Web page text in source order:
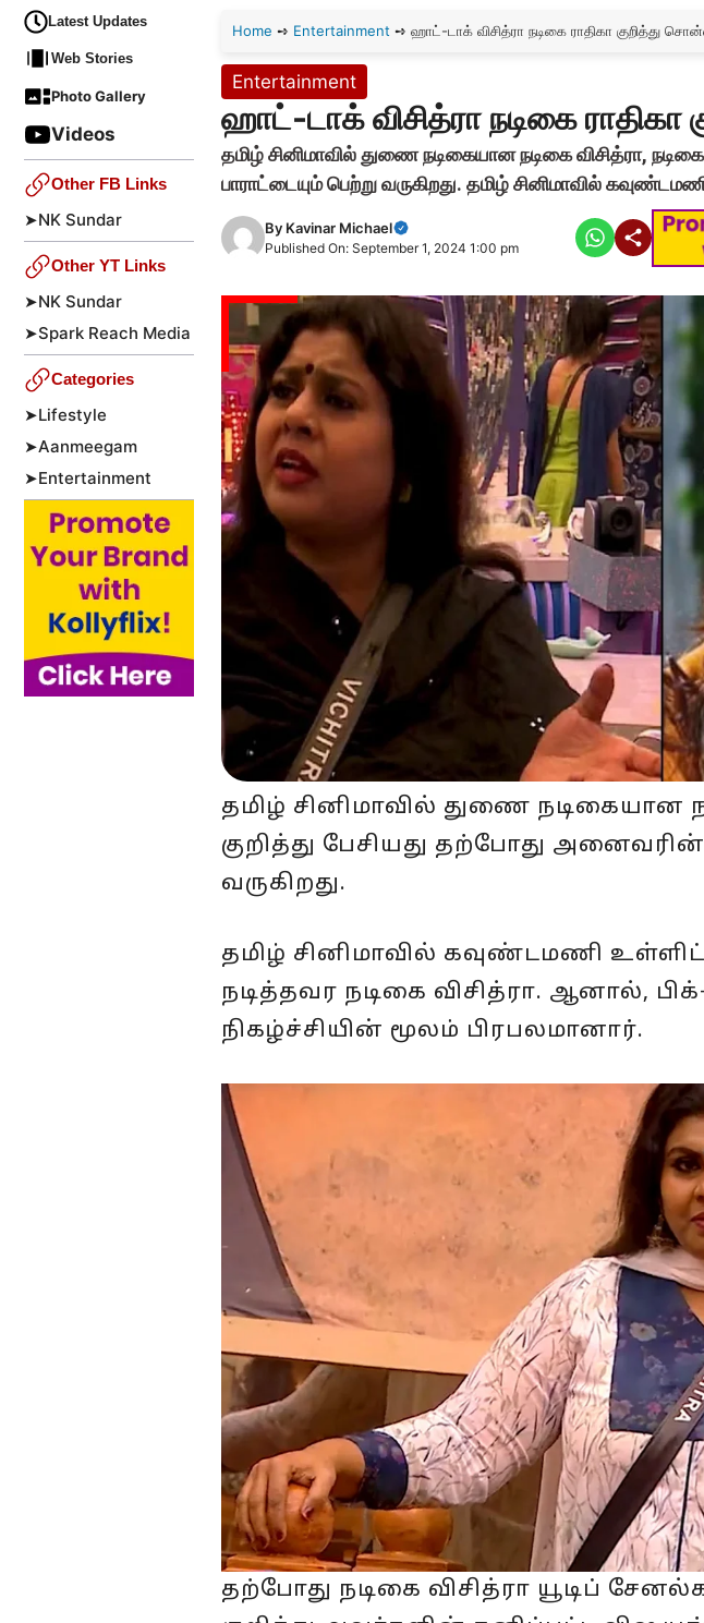
Home ➺ Entertainment ➺ ஹாட்-டாக் விசித்ரா நடிகை ராதிகா குறித்து
Entertainment
ஹாட்-டாக் விசித்ரா நடிகை
தமிழ் சினிமாவில் துணை நடிகையான நடிகை விசித்ரா,
பாராட்டையும் பெற்று வருகிறது. தமிழ் சினிமாவில்
By Kavinar Michael
Published On: September 1, 2024 1:00 pm
தமிழ் சினிமாவில் துணை நடிகையான
குறித்து பேசியது தற்போது
வருகிறது.
தமிழ் சினிமாவில் கவுண்டமணி
நடித்தவர நடிகை விசித்ரா. ஆனால்,
நிகழ்ச்சியின் மூலம் பிரபலமானார்.
தற்போது நடிகை விசித்ரா யூடிப்
Latest Updates
Web Stories
Photo Gallery
Videos
Other FB Links
➤NK Sundar
Other YT Links
➤NK Sundar
➤Spark Reach Media
Categories
➤Lifestyle
➤Aanmeegam
➤Entertainment